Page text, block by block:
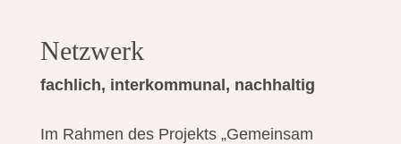
Netzwerk
fachlich, interkommunal, nachhaltig
Im Rahmen des Projekts „Gemeinsam